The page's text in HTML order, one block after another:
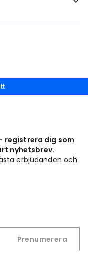
registrera dig som
nyhetsbrev.
erbjudanden och
Prenumerera